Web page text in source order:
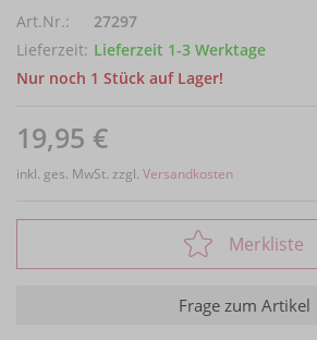
Art.Nr.:
27297
Lieferzeit: Lieferzeit 1-3 Werktage
Nur noch 1 Stück auf Lager!
19,95 €
inkl. ges. MwSt. zzgl. Versandkosten
Merkliste
Frage zum Artikel